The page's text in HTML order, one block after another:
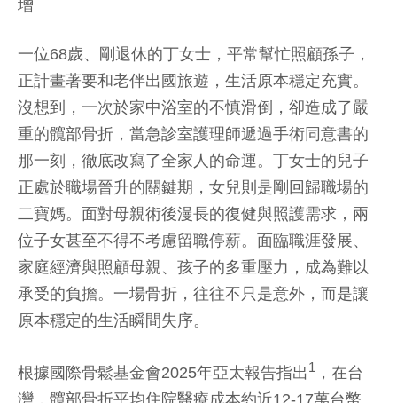
增
一位68歲、剛退休的丁女士，平常幫忙照顧孫子，
正計畫著要和老伴出國旅遊，生活原本穩定充實。
沒想到，一次於家中浴室的不慎滑倒，卻造成了嚴
重的髖部骨折，當急診室護理師遞過手術同意書的
那一刻，徹底改寫了全家人的命運。丁女士的兒子
正處於職場晉升的關鍵期，女兒則是剛回歸職場的
二寶媽。面對母親術後漫長的復健與照護需求，兩
位子女甚至不得不考慮留職停薪。面臨職涯發展、
家庭經濟與照顧母親、孩子的多重壓力，成為難以
承受的負擔。一場骨折，往往不只是意外，而是讓
原本穩定的生活瞬間失序。
根據國際骨鬆基金會2025年亞太報告指出1 ，在台
灣，髖部骨折平均住院醫療成本約近12-17萬台幣、